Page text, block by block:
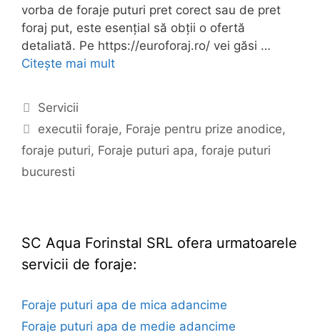
vorba de foraje puturi pret corect sau de pret
foraj put, este esențial să obții o ofertă
detaliată. Pe https://euroforaj.ro/ vei găsi …
Citește mai mult
Categorii
Servicii
Etichete
executii foraje, Foraje pentru prize anodice,
foraje puturi, Foraje puturi apa, foraje puturi
bucuresti
SC Aqua Forinstal SRL ofera urmatoarele
servicii de foraje:
Foraje puturi apa de mica adancime
Foraje puturi apa de medie adancime